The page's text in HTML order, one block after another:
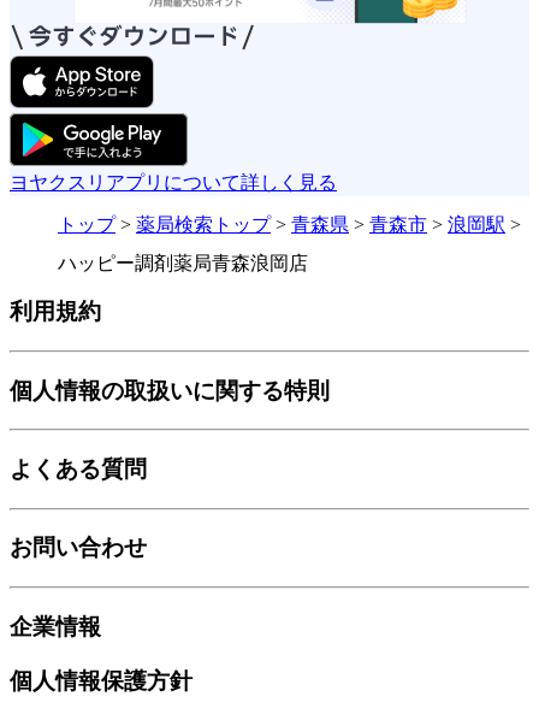
ヨヤクスリアプリについて詳しく見る
トップ> 薬局検索トップ> 青森県 > 青森市 > 浪岡駅 >
ハッピー調剤薬局青森浪岡店
利用規約
個人情報の取扱いに関する特則
よくある質問
お問い合わせ
企業情報
個人情報保護方針